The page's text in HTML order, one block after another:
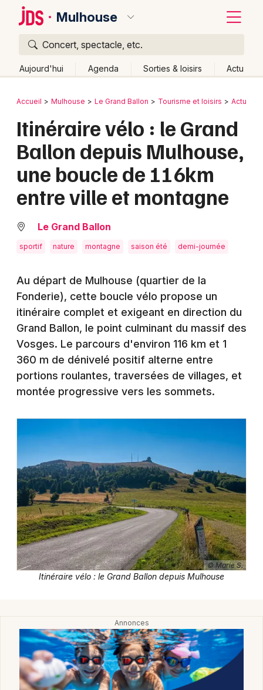
Mulhouse
Concert, spectacle, etc.
Aujourd'hui Agenda Sorties & loisirs Actu
Publier un événement
Grands événements
Activité & Expérience
Manifestations
Spectacles
Concerts
Sports
Soirées
Sorties famille
Sorties & loisirs
Actu Tourisme et Loisirs dans le Haut-Rhin
Actu Tourisme et Loisirs en Alsace
Actu Tourisme et Loisirs dans le Grand Est
Newsletter des sorties
Artistes en tournée
Bordeaux
Colmar
Lille
Lyon
Marseille
Mulhouse
Nantes
Nice
Paris
Strasbourg
Toulouse
Retour
Accueil Mulhouse Le Grand Ballon Tourisme et loisirs Actu
Itinéraire vélo : le Grand
Ballon depuis Mulhouse,
une boucle de 116km
entre ville et montagne
Le Grand Ballon
sportif nature montagne saison été demi-journée
Au départ de Mulhouse (quartier de la
Fonderie), cette boucle vélo propose un
itinéraire complet et exigeant en direction du
Grand Ballon, le point culminant du massif des
Vosges. Le parcours d'environ 116 km et 1
360 m de dénivelé positif alterne entre
portions roulantes, traversées de villages, et
montée progressive vers les sommets.
© Marie S.
Itinéraire vélo : le Grand Ballon depuis Mulhouse
Quoi ?
Où ?
Partout
Près de moi Changer de lieu
Quand ?
Effacer les dates
Aujourd'hui
Demain Ce week-end Autre